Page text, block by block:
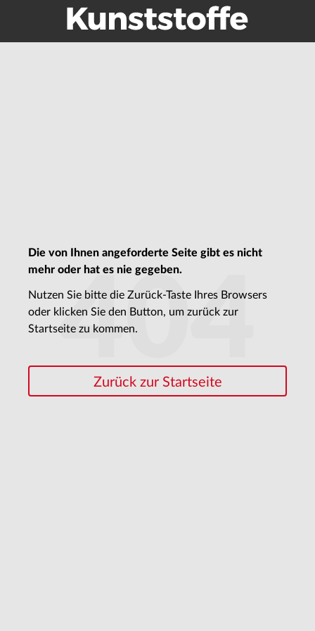
404
Die von Ihnen angeforderte Seite gibt es nicht
mehr oder hat es nie gegeben.
Nutzen Sie bitte die Zurück-Taste Ihres Browsers
oder klicken Sie den Button, um zurück zur
Startseite zu kommen.
Zurück zur Startseite